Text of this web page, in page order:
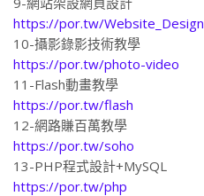
https://por.tw/Website_Design
10-攝影錄影技術教學
https://por.tw/photo-video
11-Flash動畫教學
https://por.tw/flash
12-網路賺百萬教學
https://por.tw/soho
13-PHP程式設計+MySQL
https://por.tw/php